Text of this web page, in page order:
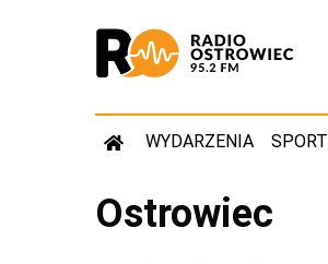
WYDARZENIA SPORT
Ostrowiec